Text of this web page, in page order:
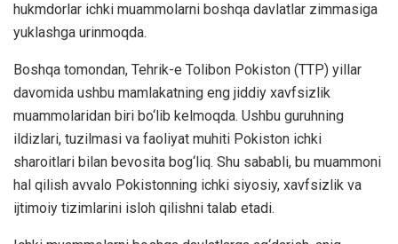
hukmdorlar ichki muammolarni boshqa davlatlar zimmasiga
yuklashga urinmoqda.
Boshqa tomondan, Tehrik-e Tolibon Pokiston (TTP) yillar
davomida ushbu mamlakatning eng jiddiy xavfsizlik
muammolaridan biri bo‘lib kelmoqda. Ushbu guruhning
ildizlari, tuzilmasi va faoliyat muhiti Pokiston ichki
sharoitlari bilan bevosita bog‘liq. Shu sababli, bu muammoni
hal qilish avvalo Pokistonning ichki siyosiy, xavfsizlik va
ijtimoiy tizimlarini isloh qilishni talab etadi.